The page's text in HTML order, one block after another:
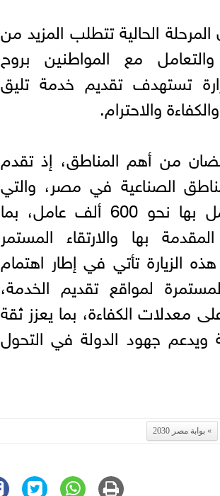
المرحلة الحالية تتطلب المزيد من
مع المواطنين بروح
تستهدف تقديم خدمة تليق
والاحترام.
من أهم المناطق، إذ تقدم
الصناعية في مصر، والتي
تضم أكثر من 3500 منشأة يعمل بها نحو 600 ألف عامل، بما
بها والارتقاء المستمر
الزيارة تأتي في إطار اهتمام
لمواقع تقديم الخدمة،
معدلات الكفاءة، بما يعزز ثقة
ويدعم جهود الدولة في التحول
بوابة مصر 2030